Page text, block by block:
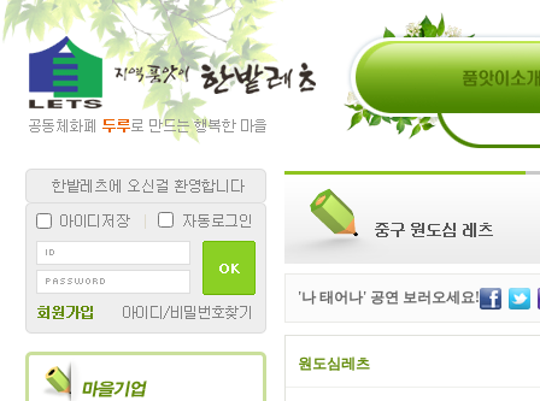
'나 태어나' 공연 보러오세요!
원도심레츠